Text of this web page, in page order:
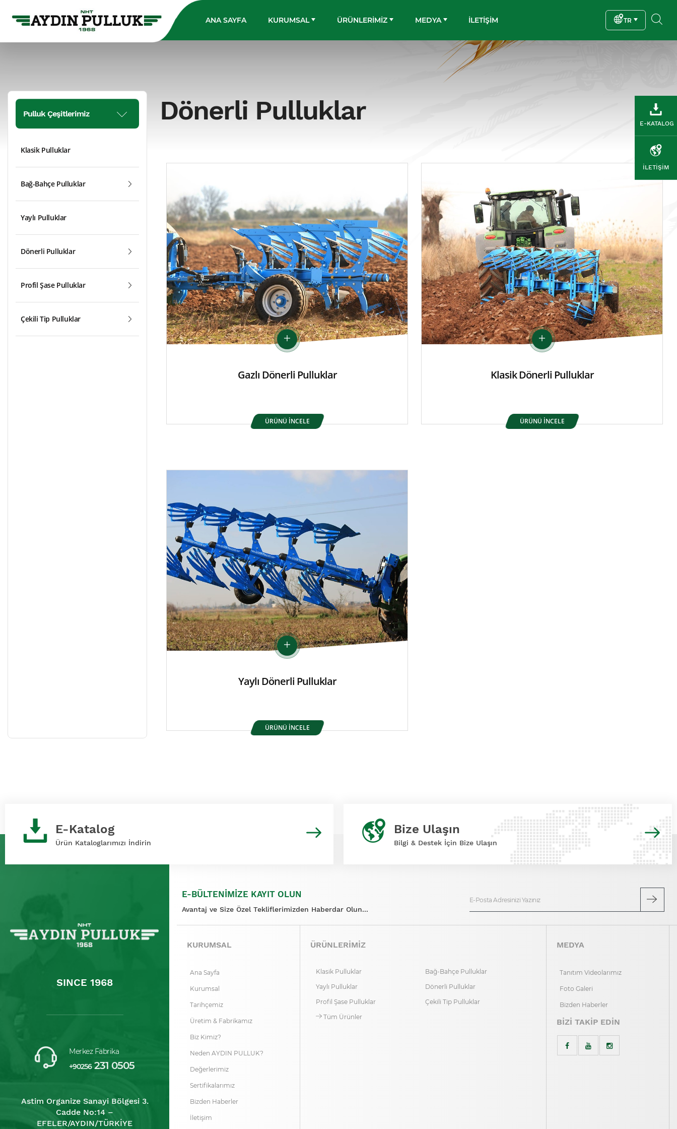
ANA SAYFA KURUMSAL ÜRÜNLERİMİZ MEDYA İLETİŞİM TR
E-KATALOG
İLETİŞİM
Pulluk Çeşitlerimiz
Klasik Pulluklar
Bağ-Bahçe Pulluklar
Yaylı Pulluklar
Dönerli Pulluklar
Profil Şase Pulluklar
Çekili Tip Pulluklar
Dönerli Pulluklar
Gazlı Dönerli Pulluklar
ÜRÜNÜ İNCELE
Klasik Dönerli Pulluklar
ÜRÜNÜ İNCELE
Yaylı Dönerli Pulluklar
ÜRÜNÜ İNCELE
E-Katalog
Ürün Kataloglarımızı İndirin
Bize Ulaşın
Bilgi & Destek İçin Bize Ulaşın
SINCE 1968
Merkez Fabrika
+90256231 0505
Astim Organize Sanayi Bölgesi 3.
Cadde No:14 –
EFELER/AYDIN/TÜRKİYE
E-BÜLTENİMİZE KAYIT OLUN
Avantaj ve Size Özel Tekliflerimizden Haberdar Olun...
KURUMSAL
Ana Sayfa
Kurumsal
Tarihçemiz
Üretim & Fabrikamız
Biz Kimiz?
Neden AYDIN PULLUK?
Değerlerimiz
Sertifikalarımız
Bizden Haberler
İletişim
ÜRÜNLERİMİZ
Klasik Pulluklar
Bağ-Bahçe Pulluklar
Yaylı Pulluklar
Dönerli Pulluklar
Profil Şase Pulluklar
Çekili Tip Pulluklar
Tüm Ürünler
MEDYA
Tanıtım Videolarımız
Foto Galeri
Bizden Haberler
BİZİ TAKİP EDİN